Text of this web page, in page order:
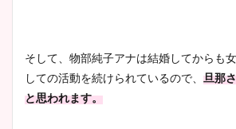
そして、物部純子アナは結婚してからも
しての活動を続けられているので、 旦那
と思われます。